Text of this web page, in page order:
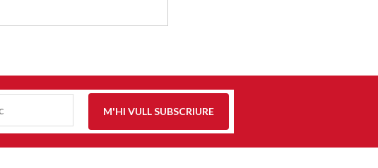
M'HI VULL SUBSCRIURE